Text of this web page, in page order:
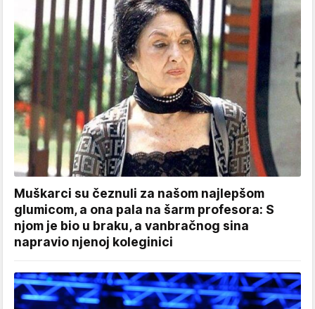
Muškarci su čeznuli za našom najlepšom
glumicom, a ona pala na šarm profesora: S
njom je bio u braku, a vanbračnog sina
napravio njenoj koleginici